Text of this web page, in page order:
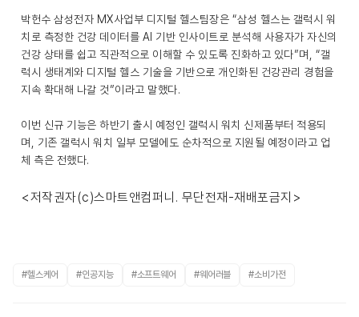
박헌수 삼성전자 MX사업부 디지털 헬스팀장은 “삼성 헬스는 갤럭시 워
치로 측정한 건강 데이터를 AI 기반 인사이트로 분석해 사용자가 자신의
건강 상태를 쉽고 직관적으로 이해할 수 있도록 진화하고 있다”며, “갤
럭시 생태계와 디지털 헬스 기술을 기반으로 개인화된 건강관리 경험을
지속 확대해 나갈 것”이라고 말했다.
이번 신규 기능은 하반기 출시 예정인 갤럭시 워치 신제품부터 적용되
며, 기존 갤럭시 워치 일부 모델에도 순차적으로 지원될 예정이라고 업
체 측은 전했다.
<저작권자(c)스마트앤컴퍼니. 무단전재-재배포금지>
#헬스케어 #인공지능 #소프트웨어 #웨어러블 #소비가전